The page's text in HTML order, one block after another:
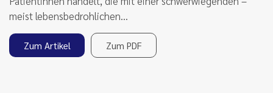
meist lebensbedrohlichen…
Zum Artikel Zum PDF